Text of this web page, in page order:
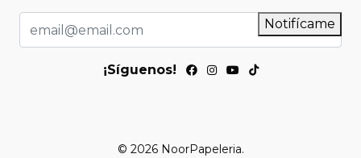
Notifícame
¡Síguenos!
© 2026 NoorPapeleria.